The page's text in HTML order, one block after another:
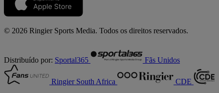
© 2026 Ringier Sports Media. Todos os direitos reservados.
Distribuído por: Sportal365 Fãs Unidos
Ringier South Africa CDE